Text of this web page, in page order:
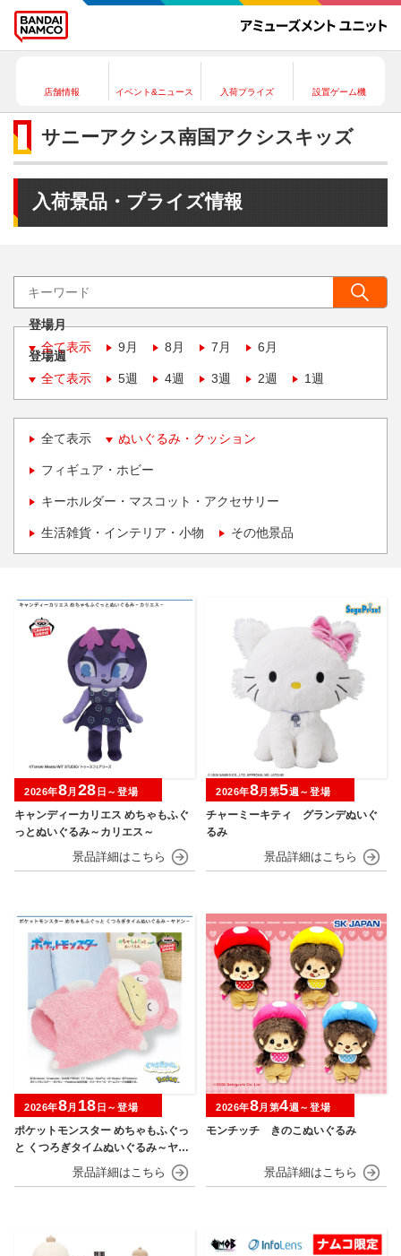
店舗情報 イベント&ニュース 入荷プライズ 設置ゲーム機
サニーアクシス南国アクシスキッズ
入荷景品・プライズ情報
登場月
全て表示
9月 8月 7月 6月
登場週
全て表示
5週 4週 3週 2週 1週
全て表示 ぬいぐるみ・クッション
フィギュア・ホビー
キーホルダー・マスコット・アクセサリー
生活雑貨・インテリア・小物 その他景品
キャンディーカリエス めちゃもふぐ
っとぬいぐるみ～カリエス～
2026年8月 28 日～登場
チャーミーキティ グランデぬいぐ
るみ
2026年8月第5週～登場
ポケットモンスター めちゃもふぐっ
と くつろぎタイムぬいぐるみ～ヤド
2026年8月 18 日～登場
モンチッチ きのこぬいぐるみ
2026年8月第4週～登場